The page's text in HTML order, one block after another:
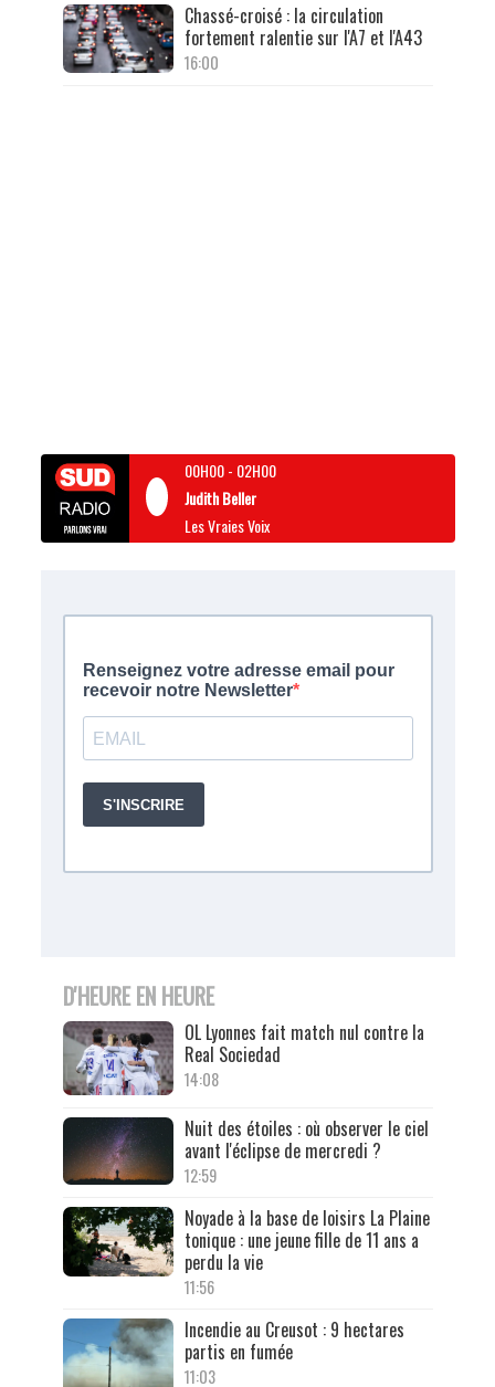
Chassé-croisé : la circulation
fortement ralentie sur l'A7 et l'A43
16:00
00H00- 02H00
Judith Beller
Les Vraies Voix
D'HEURE EN HEURE
OL Lyonnes fait match nul contre la
Real Sociedad
14:08
Nuit des étoiles : où observer le ciel
avant l'éclipse de mercredi ?
12:59
Noyade à la base de loisirs La Plaine
tonique : une jeune fille de 11 ans a
perdu la vie
11:56
Incendie au Creusot : 9 hectares
partis en fumée
11:03